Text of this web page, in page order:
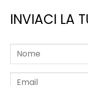
INVIACI LA